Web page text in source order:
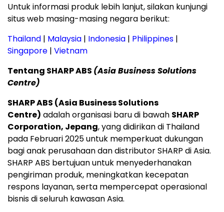
Untuk informasi produk lebih lanjut, silakan kunjungi
situs web masing-masing negara berikut:
Thailand | Malaysia | Indonesia | Philippines |
Singapore | Vietnam
Tentang SHARP ABS (Asia Business Solutions
Centre)
SHARP ABS (Asia Business Solutions
Centre) adalah organisasi baru di bawah SHARP
Corporation, Jepang, yang didirikan di Thailand
pada Februari 2025 untuk memperkuat dukungan
bagi anak perusahaan dan distributor SHARP di Asia.
SHARP ABS bertujuan untuk menyederhanakan
pengiriman produk, meningkatkan kecepatan
respons layanan, serta mempercepat operasional
bisnis di seluruh kawasan Asia.